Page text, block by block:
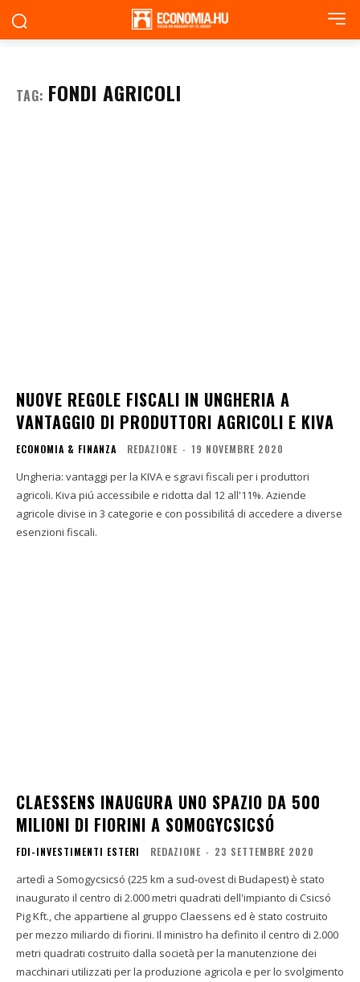
TAG: FONDI AGRICOLI
NUOVE REGOLE FISCALI IN UNGHERIA A
VANTAGGIO DI PRODUTTORI AGRICOLI E KIVA
ECONOMIA & FINANZA REDAZIONE - 19 NOVEMBRE 2020
Ungheria: vantaggi per la KIVA e sgravi fiscali per i produttori
agricoli. Kiva piú accessibile e ridotta dal 12 all'11%. Aziende
agricole divise in 3 categorie e con possibilitá di accedere a diverse
esenzioni fiscali.
CLAESSENS INAUGURA UNO SPAZIO DA 500
MILIONI DI FIORINI A SOMOGYCSICSÓ
FDI-INVESTIMENTI ESTERI REDAZIONE - 23 SETTEMBRE 2020
artedì a Somogycsicsó (225 km a sud-ovest di Budapest) è stato
inaugurato il centro di 2.000 metri quadrati dell'impianto di Csicsó
Pig Kft., che appartiene al gruppo Claessens ed è stato costruito
per mezzo miliardo di fiorini. Il ministro ha definito il centro di 2.000
metri quadrati costruito dalla società per la manutenzione dei
macchinari utilizzati per la produzione agricola e per lo svolgimento